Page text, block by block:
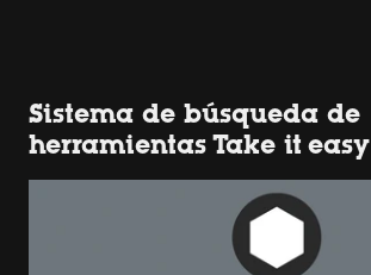
Sistema de búsqueda de
herramientas Take it easy